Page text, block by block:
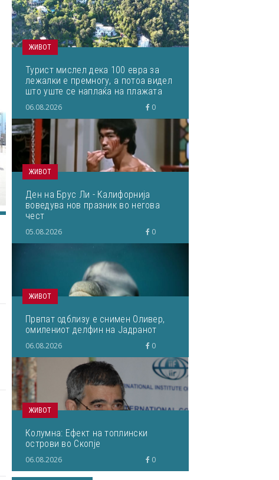
ЖИВОТ
Турист мислел дека 100 евра за
лежалки е премногу, а потоа видел
што уште се наплаќа на плажата
06.08.2026 0
ЖИВОТ
Ден на Брус Ли - Калифорнија
воведува нов празник во негова
чест
05.08.2026 0
ЖИВОТ
Првпат одблизу е снимен Оливер,
омилениот делфин на Јадранот
06.08.2026 0
ЖИВОТ
Колумна: Ефект на топлински
острови во Скопје
06.08.2026 0